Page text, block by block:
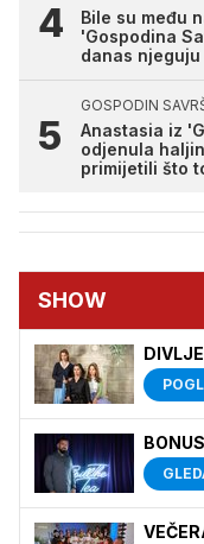
Bile su među
'Gospodina
danas
GOSPODIN
Anastasia iz
odjenula
primijetili što
SHOW